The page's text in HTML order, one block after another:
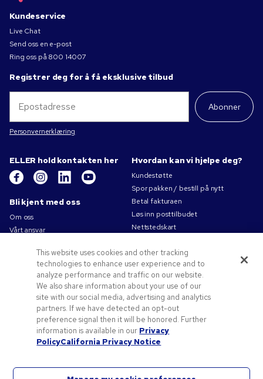
Kundeservice
Live Chat
Send oss en e-post
Ring oss på 800 14007
Registrer deg for å få eksklusive tilbud
Abonner
Personvernerklæring
ELLER hold kontakten her
Bli kjent med oss
Om oss
Vårt ansvar
Bruksvilkår
Salgsbetingelser
Jobb for Pens.com
Tilbud og ressurser
Profileringsartikler
Kampanjekoder og -kuponger
Tips til logo
Hvordan kan vi hjelpe deg?
Kundestøtte
Spor pakken / bestill på nytt
Betal fakturaen
Løs inn posttilbudet
Nettstedskart
This website uses cookies and other tracking
technologies to enhance user experience and to
analyze performance and traffic on our website.
We also share information about your use of our
site with our social media, advertising and analytics
partners. If we have detected an opt-out
preference signal then it will be honored. Further
information is available in our Privacy
PolicyCalifornia Privacy Notice